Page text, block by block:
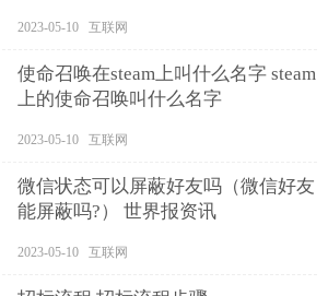
2023-05-10 互联网
使命召唤在steam上叫什么名字 steam
上的使命召唤叫什么名字
2023-05-10 互联网
微信状态可以屏蔽好友吗（微信好友
能屏蔽吗?） 世界报资讯
2023-05-10 互联网